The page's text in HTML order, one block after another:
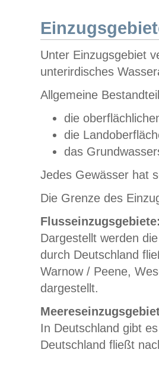
Unter Einzugsgebiet
unterirdisches
Allgemeine
die
die
das
Jedes Gewässer hat
Die Grenze des
Dargestellt werden
durch Deutschland
Warnow / Peene,
dargestellt.
In Deutschland gibt
Deutschland fließt